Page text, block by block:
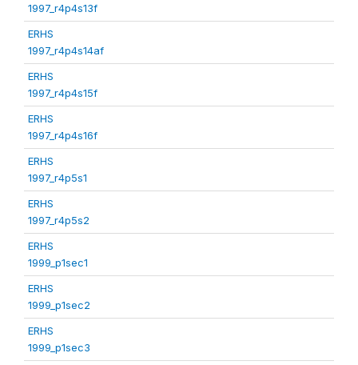
1997_r4p4s13f
ERHS
1997_r4p4s14af
ERHS
1997_r4p4s15f
ERHS
1997_r4p4s16f
ERHS
1997_r4p5s1
ERHS
1997_r4p5s2
ERHS
1999_p1sec1
ERHS
1999_p1sec2
ERHS
1999_p1sec3